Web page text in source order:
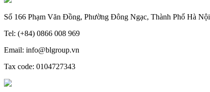
Số 166 Phạm Văn Đồng, Phường Đông Ngạc, Thành Phố Hà Nội
Tel: (+84) 0866 008 969
Email: info@blgroup.vn
Tax code: 0104727343